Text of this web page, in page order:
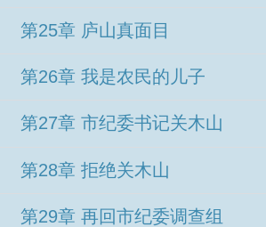
第25章 庐山真面目
第26章 我是农民的儿子
第27章 市纪委书记关木山
第28章 拒绝关木山
第29章 再回市纪委调查组